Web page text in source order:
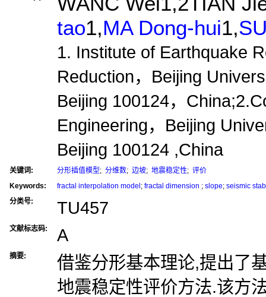
tao1,MA Dong-hui1,
1. Institute of Earthquake
Reduction，Beijing
Beijing 100124，
Engineering，Beijing
Beijing 100124 ,China
关键词: 分形插值模型; 分维数; 边坡; 地震稳定性; 评价
Keywords:
fractal interpolation model ; fractal dimension ; slope; seismic
分类号:
TU457
文献标志码: A
摘要:
借鉴分形基本理论,提出了
地震稳定性评价方法.该方